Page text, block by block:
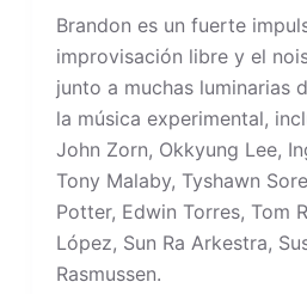
Brandon es un fuerte
improvisación libre y el
junto a muchas luminarias
la música experimental,
John Zorn, Okkyung Lee,
Tony Malaby, Tyshawn
Potter, Edwin Torres, Tom
López, Sun Ra Arkestra,
Rasmussen.